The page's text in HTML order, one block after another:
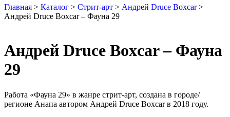
Главная > Каталог > Стрит-арт > Андрей Druce Boxcar>
Андрей Druce Boxcar – Фауна 29
Андрей Druce Boxcar – Фауна
29
Работа «Фауна 29» в жанре стрит-арт, создана в городе/
регионе Анапа автором Андрей Druce Boxcar в 2018 году.